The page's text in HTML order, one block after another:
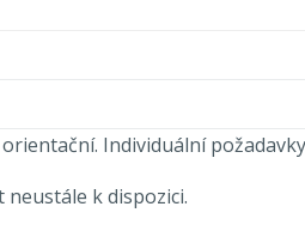
Individuální
neustále k dispozici.